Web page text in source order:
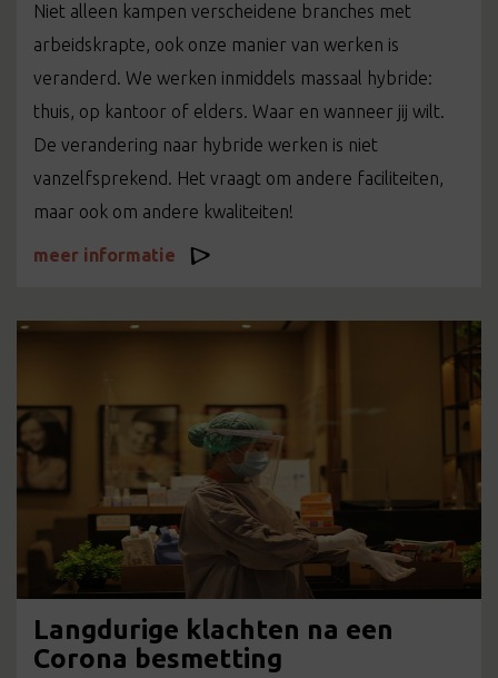
Niet alleen kampen verscheidene branches met
arbeidskrapte, ook onze manier van werken is
veranderd. We werken inmiddels massaal hybride:
thuis, op kantoor of elders. Waar en wanneer jij wilt.
De verandering naar hybride werken is niet
vanzelfsprekend. Het vraagt om andere faciliteiten,
maar ook om andere kwaliteiten!
meer informatie
Langdurige klachten na een
Corona besmetting